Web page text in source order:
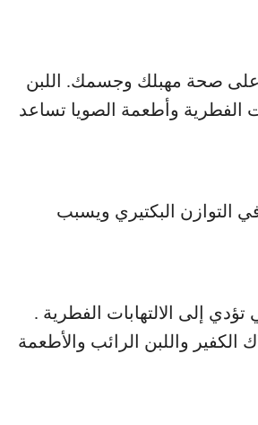
على صحة مهبلك وجسمك. اللبن
الفطرية وأطعمة الصويا تساعد
في التوازن البكتيري ويسبب
إلى الالتهابات الفطرية .
الكفير واللبن الرائب والأطعمة